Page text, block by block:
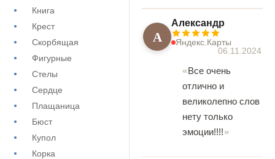
Книга
Крест
Скорбящая
Фигурные
Стелы
Сердце
Плащаница
Бюст
Купол
Корка
А
Александр
Яндекс.Карты
06.11.2024
Все очень
отлично и
великолепно слов
нету только
эмоции!!!!